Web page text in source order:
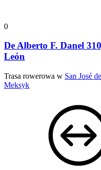
0
De Alberto F. Danel
León
Trasa rowerowa w San José
Meksyk